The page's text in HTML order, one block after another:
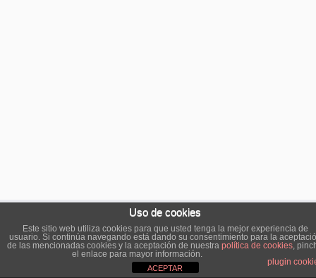
·© 2026 Las Tartas del Cachorro·Funciona con
·
Diseñado con elTema Customizr
Uso de cookies
Este sitio web utiliza cookies para que usted tenga la mejor experiencia de
usuario. Si continúa navegando está dando su consentimiento para la
de las mencionadas cookies y la aceptación de nuestra política de cookies,
el enlace para mayor información.
plugin
ACEPTAR